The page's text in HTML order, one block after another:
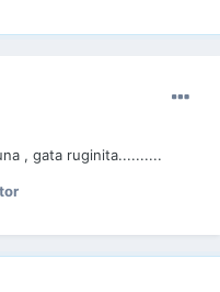
, gata ruginita..........